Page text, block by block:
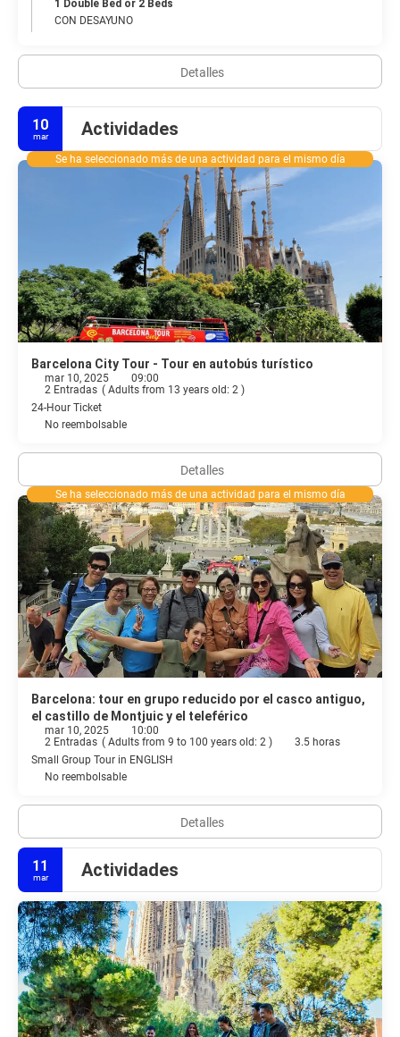
para disfrutar de un plato tradicional catalán y disfrutar de un
cóctel o dos antes de la fiesta.
Con tanto que hacer en la ciudad, es fácil olvidar que Barcelona es
una base excelente para explorar los alrededores.
1 Double Bed or 2 Beds
CON DESAYUNO
Detalles
10
mar Actividades
Se ha seleccionado más de una actividad para el mismo día
Barcelona City Tour - Tour en autobús turístico
mar 10, 2025
09:00
2 Entradas ( Adults from 13 years old: 2 )
24-Hour Ticket
No reembolsable
Detalles
Se ha seleccionado más de una actividad para el mismo día
Barcelona: tour en grupo reducido por el casco antiguo,
el castillo de Montjuic y el teleférico
mar 10, 2025
10:00
2 Entradas ( Adults from 9 to 100 years old: 2 )
3.5 horas
Small Group Tour in ENGLISH
No reembolsable
Detalles
11
mar Actividades